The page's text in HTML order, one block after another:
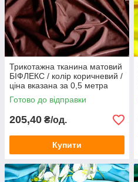
Трикотажна тканина матовий
БІФЛЕКС / колір коричневий /
ціна вказана за 0,5 метра
Готово до відправки
205,40 ₴/од.
Купити